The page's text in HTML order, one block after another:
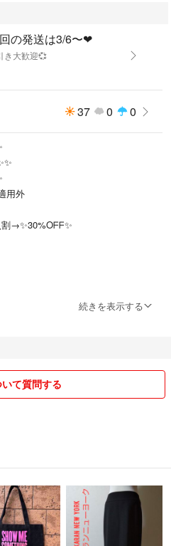
インを拾いにくく、すっきりとした印
ラウスやジャケットとの相性も抜群で
カジュアルにも活躍します！
♪
いお色になります♡
くらいの丈感です✨️
の発送は3/6〜❤
き大歓迎💞
37 0 0
用外
→✨️30%Oᖴᖴ✨️
早めにご購入お願い致します♪
す♪
続きを表示する
て質問する